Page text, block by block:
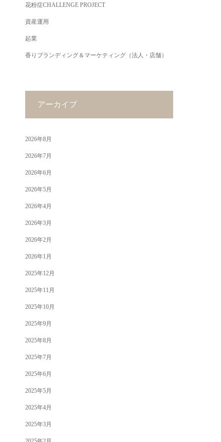
花粉症CHALLENGE PROJECT
資産運用
起業
香りブランディング＆マーケティング（法人・店舗）
アーカイブ
2026年8月
2026年7月
2026年6月
2026年5月
2026年4月
2026年3月
2026年2月
2026年1月
2025年12月
2025年11月
2025年10月
2025年9月
2025年8月
2025年7月
2025年6月
2025年5月
2025年4月
2025年3月